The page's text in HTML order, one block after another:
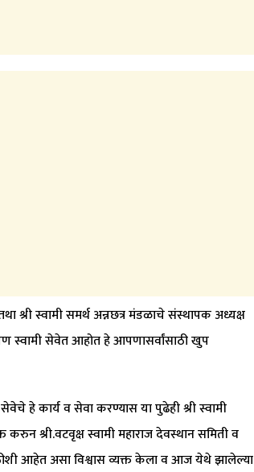
श्री स्वामी समर्थ अन्नछत्र मंडळाचे संस्थापक अध्यक्ष
स्वामी सेवेत आहोत हे आपणासर्वांसाठी खुप
सेवेचे हे कार्य व सेवा करण्यास या पुढेही श्री स्वामी
श्री.वटवृक्ष स्वामी महाराज देवस्थान समिती व
आहेत असा विश्वास व्यक्त केला व आज येथे झालेल्या